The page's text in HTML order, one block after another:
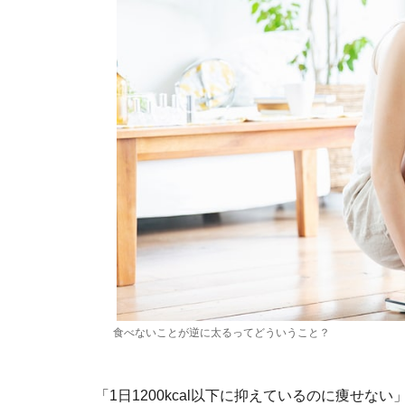
食べないことが逆に太るってどういうこと？
「1日1200kcal以下に抑えているのに痩せない